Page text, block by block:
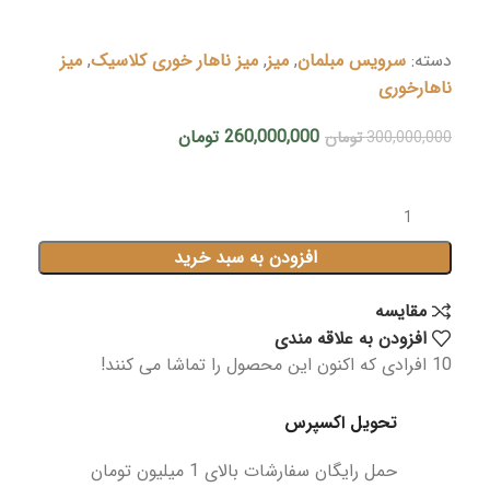
دسته: سرویس مبلمان, میز, میز ناهار خوری کلاسیک, میز
ناهارخوری
300,000,000تومان 260,000,000 تومان
افزودن به سبد خرید
مقايسه
افزودن به علاقه مندی
10 افرادی که اکنون این محصول را تماشا می کنند!
تحویل اکسپرس
حمل رایگان سفارشات بالای 1 میلیون تومان